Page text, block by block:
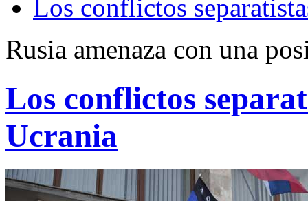
Los conflictos
Rusia amenaza con una
Los conflictos
Ucrania